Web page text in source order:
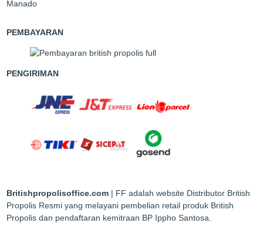
Manado
PEMBAYARAN
PENGIRIMAN
Britishpropolisoffice.com | FF adalah website Distributor British
Propolis Resmi yang melayani pembelian retail produk British
Propolis dan pendaftaran kemitraan BP Ippho Santosa.